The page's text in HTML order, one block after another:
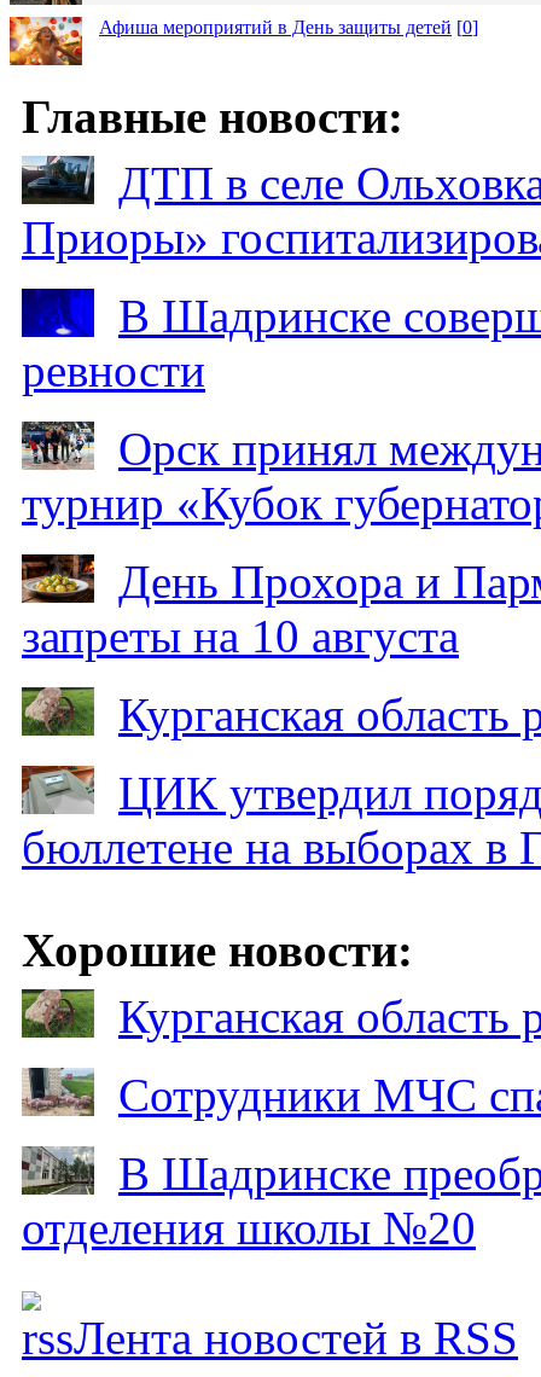
Афиша мероприятий в День защиты детей [0]
Главные новости:
ДТП в селе
Приоры»
В Шадринске
ревности
Орск принял
турнир «Кубок
День Прохора и
запреты на 10 августа
Курганская
ЦИК утвердил
бюллетене на выборах в
Хорошие новости:
Курганская
Сотрудники МЧС
В Шадринске
отделения школы №20
Лента новостей в RSS